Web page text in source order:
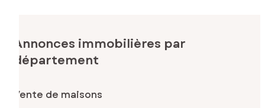
Annonces immobilières par
département
Vente de maisons